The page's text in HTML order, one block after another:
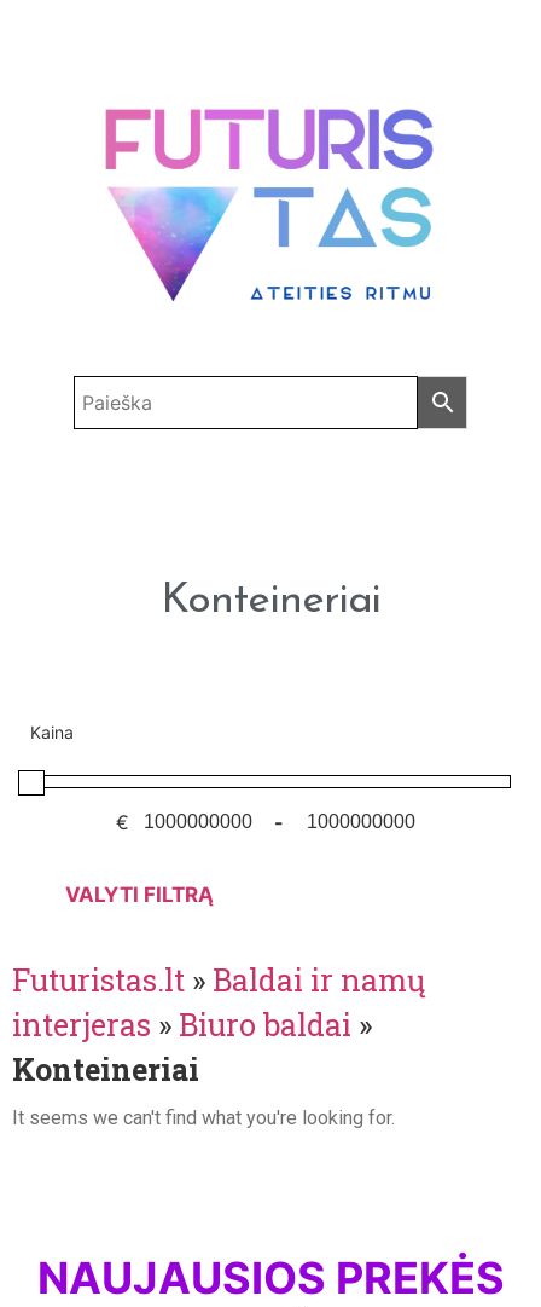
Konteineriai
Kaina
€ -
VALYTI FILTRĄ
Futuristas.lt » Baldai ir namų
interjeras » Biuro baldai »
Konteineriai
It seems we can't find what you're looking for.
NAUJAUSIOS PREKĖS